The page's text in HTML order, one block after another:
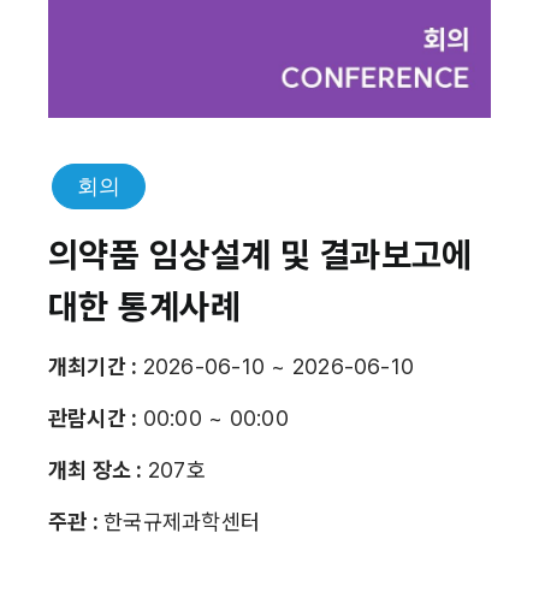
회의
의약품 임상설계 및 결과보고에
대한 통계사례
개최기간 : 2026-06-10 ~ 2026-06-10
관람시간 : 00:00 ~ 00:00
개최 장소 : 207호
주관 :한국규제과학센터